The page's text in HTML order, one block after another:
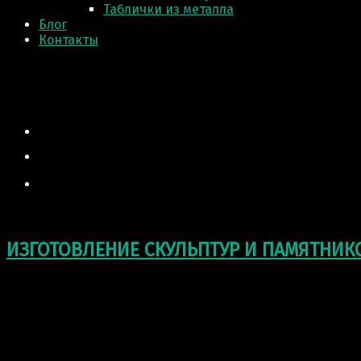
Таблички из металла
Блог
Контакты
ИЗГОТОВЛЕНИЕ СКУЛЬПТУР И